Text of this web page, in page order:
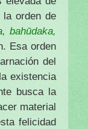
orden de
bahūdaka,
Esa orden
del
existencia
busca la
material
felicidad